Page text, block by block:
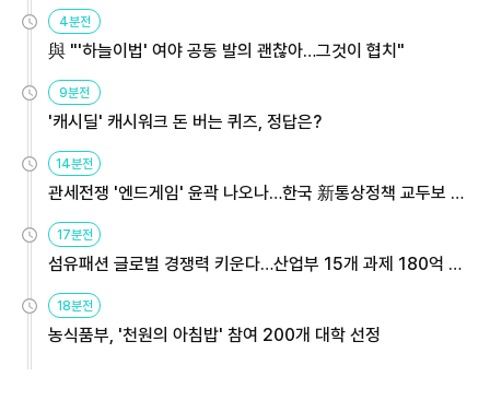
4분전
與 "'하늘이법' 여야 공동 발의 괜찮아…그것이 협치"
9분전
'캐시딜' 캐시워크 돈 버는 퀴즈, 정답은?
14분전
관세전쟁 '엔드게임' 윤곽 나오나…한국 新통상정책 교두보 활
17분전
섬유패션 글로벌 경쟁력 키운다…산업부 15개 과제 180억 지
18분전
농식품부, '천원의 아침밥' 참여 200개 대학 선정